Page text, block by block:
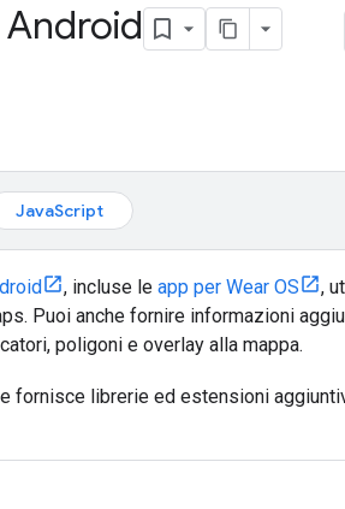
Android
JavaScript
, incluse le app per Wear OS
,
Puoi anche fornire informazioni
poligoni e overlay alla mappa.
fornisce librerie ed estensioni